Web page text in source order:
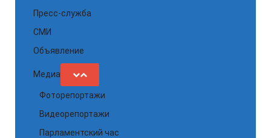
Пресс-служба
СМИ
Объявление
Медиа
Фоторепортажи
Видеорепортажи
Парламентский час